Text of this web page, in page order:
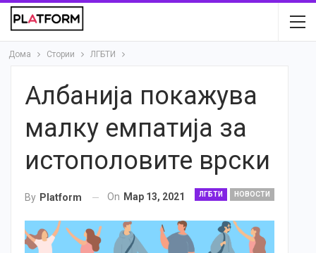
Дома Стории ЛГБТИ
Албанија покажува
малку емпатија за
истополовите врски
ЛГБТИ НОВОСТИ
By Platform On Мар 13, 2021